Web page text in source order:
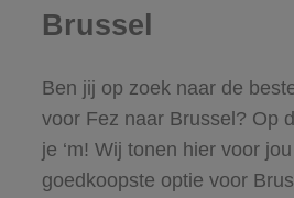
Brussel
Ben jij op zoek naar de
voor Fez naar Brussel? Op
je ‘m! Wij tonen hier voor
goedkoopste optie voor